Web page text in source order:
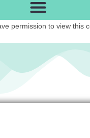
permission to view this